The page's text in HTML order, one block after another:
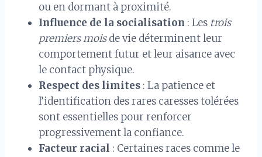
ou en dormant à proximité.
Influence de la socialisation : Les trois
premiers moisde vie déterminent leur
comportement futur et leur aisance avec
le contact physique.
Respect des limites : La patience et
l’identification des rares caresses tolérées
sont essentielles pour renforcer
progressivement la confiance.
Facteur racial : Certaines races comme le